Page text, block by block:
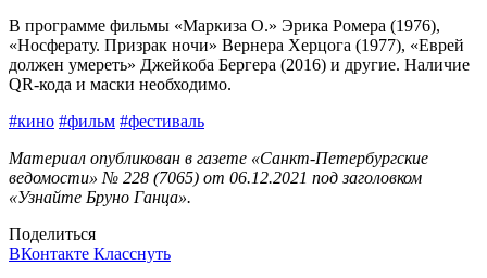
В программе фильмы «Маркиза О.» Эрика Ромера (1976),
«Носферату. Призрак ночи» Вернера Херцога (1977), «Еврей
должен умереть» Джейкоба Бергера (2016) и другие. Наличие
QR-кода и маски необходимо.
#кино #фильм #фестиваль
Материал опубликован в газете «Санкт-Петербургские
ведомости» № 228 (7065) от 06.12.2021 под заголовком
«Узнайте Бруно Ганца».
Поделиться
ВКонтакте Класснуть